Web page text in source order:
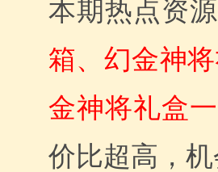
本期热点资源
箱、幻金神
金神将礼盒
价比超高，